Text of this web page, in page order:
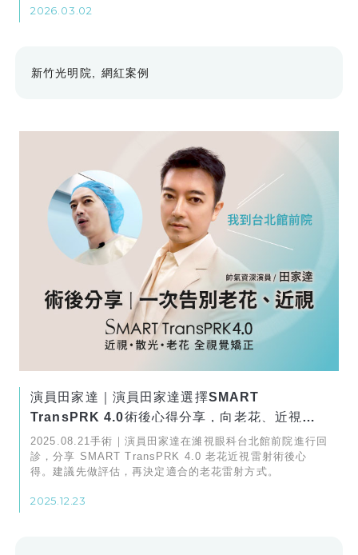
2026.03.02
新竹光明院 網紅案例
演員田家達｜演員田家達選擇SMART
TransPRK 4.0術後心得分享，向老花、近視說
拜拜！
2025.08.21手術｜演員田家達在濰視眼科台北館前院進行回
診，分享 SMART TransPRK 4.0 老花近視雷射術後心
得。建議先做評估，再決定適合的老花雷射方式。
2025.12.23